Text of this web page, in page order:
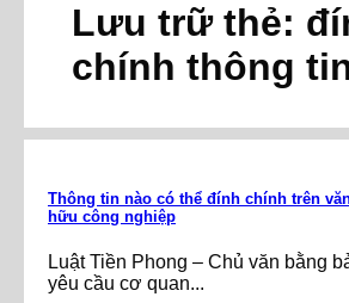
Lưu trữ thẻ:
chính thông
Thông tin nào có thể đính chính trên
hữu công nghiệp
Luật Tiền Phong – Chủ văn bằng
yêu cầu cơ quan...